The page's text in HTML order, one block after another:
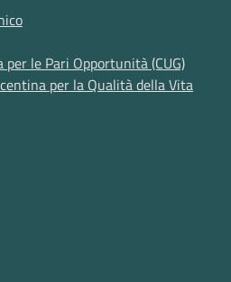
le Pari Opportunità (CUG)
per la Qualità della Vita